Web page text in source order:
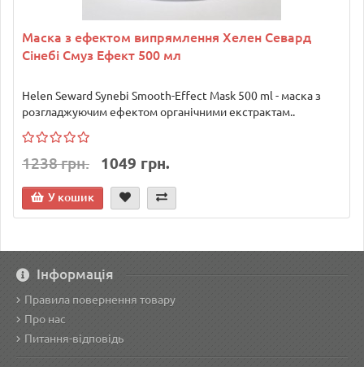
Маска з ефектом випрямлення Хелен Севард
Сінебі Смуз Ефект 500 мл
Helen Seward Synebi Smooth-Effect Mask 500 ml - маска з
розгладжуючим ефектом органічними екстрактам..
1238 грн. 1049 грн.
У кошик
Інформація
Правила повернення товару
Про нас
Питання-відповідь